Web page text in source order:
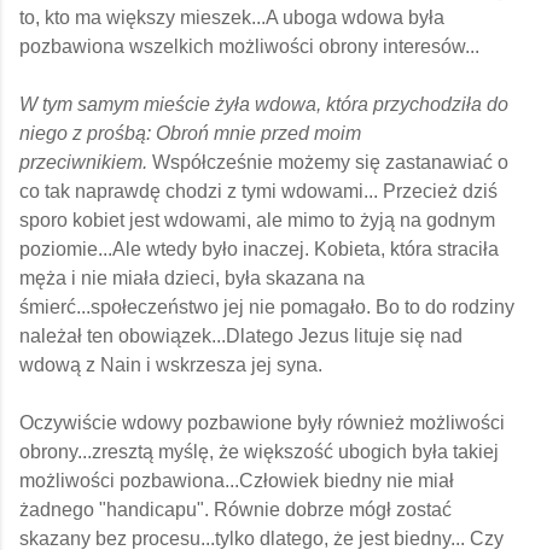
to, kto ma większy mieszek...A uboga wdowa była
pozbawiona wszelkich możliwości obrony interesów...
W tym samym mieście żyła wdowa, która przychodziła do
niego z prośbą: Obroń mnie przed moim
przeciwnikiem. Współcześnie możemy się zastanawiać o
co tak naprawdę chodzi z tymi wdowami... Przecież dziś
sporo kobiet jest wdowami, ale mimo to żyją na godnym
poziomie...Ale wtedy było inaczej. Kobieta, która straciła
męża i nie miała dzieci, była skazana na
śmierć...społeczeństwo jej nie pomagało. Bo to do rodziny
należał ten obowiązek...Dlatego Jezus lituje się nad
wdową z Nain i wskrzesza jej syna.
Oczywiście wdowy pozbawione były również możliwości
obrony...zresztą myślę, że większość ubogich była takiej
możliwości pozbawiona...Człowiek biedny nie miał
żadnego "handicapu". Równie dobrze mógł zostać
skazany bez procesu...tylko dlatego, że jest biedny... Czy